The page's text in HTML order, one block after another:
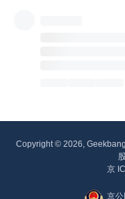
Copyright © 2026,
京
京